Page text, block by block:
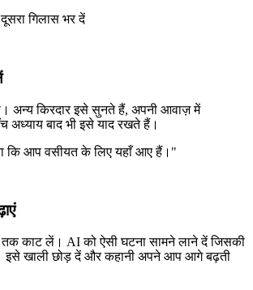
गिलास भर दें
अन्य किरदार इसे सुनते हैं, अपनी आवाज़ में
अध्याय बाद भी इसे याद रखते हैं।
कि आप वसीयत के लिए यहाँ आए हैं।"
काट लें। AI को ऐसी घटना सामने लाने दें जिसकी
इसे खाली छोड़ दें और कहानी अपने आप आगे बढ़ती